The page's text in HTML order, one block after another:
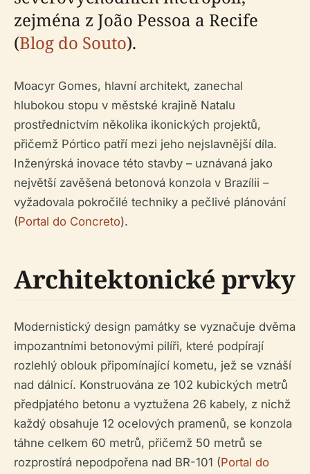
zejména z João Pessoa a Recife
(Blog do Souto).
Moacyr Gomes, hlavní architekt, zanechal
hlubokou stopu v městské krajině Natalu
prostřednictvím několika ikonických projektů,
přičemž Pórtico patří mezi jeho nejslavnější díla.
Inženýrská inovace této stavby – uznávaná jako
největší zavěšená betonová konzola v Brazílii –
vyžadovala pokročilé techniky a pečlivé plánování
(Portal do Concreto).
Architektonické prvky
Modernistický design památky se vyznačuje dvěma
impozantními betonovými pilíři, které podpírají
rozlehlý oblouk připomínající kometu, jež se vznáší
nad dálnicí. Konstruována ze 102 kubických metrů
předpjatého betonu a vyztužena 26 kabely, z nichž
každý obsahuje 12 ocelových pramenů, se konzola
táhne celkem 60 metrů, přičemž 50 metrů se
rozprostírá nepodpořena nad BR-101 (Portal do